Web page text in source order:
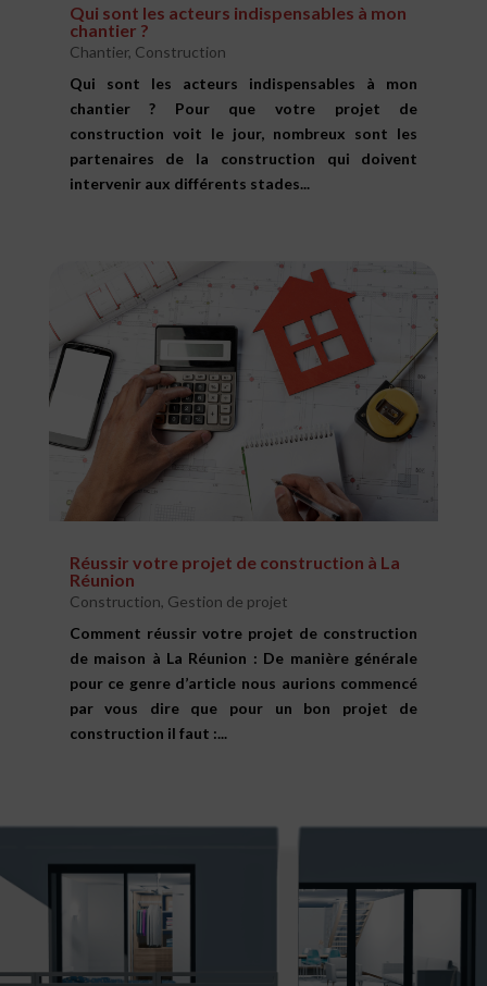
Qui sont les acteurs indispensables à mon
chantier ?
Chantier, Construction
Qui sont les acteurs indispensables à mon
chantier ? Pour que votre projet de
construction voit le jour, nombreux sont les
partenaires de la construction qui doivent
intervenir aux différents stades...
Réussir votre projet de construction à La
Réunion
Construction, Gestion de projet
Comment réussir votre projet de construction
de maison à La Réunion : De manière générale
pour ce genre d’article nous aurions commencé
par vous dire que pour un bon projet de
construction il faut :...